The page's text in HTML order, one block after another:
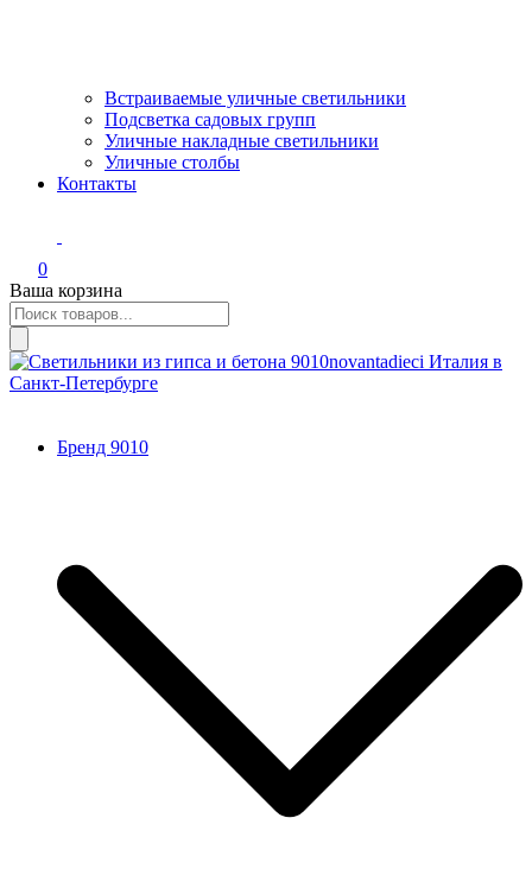
Встраиваемые уличные светильники
Подсветка садовых групп
Уличные накладные светильники
Уличные столбы
Контакты
0
Ваша корзина
Поиск
товаров
Санкт-Петербурге
Профили. Авторский декор.
Бренд 9010